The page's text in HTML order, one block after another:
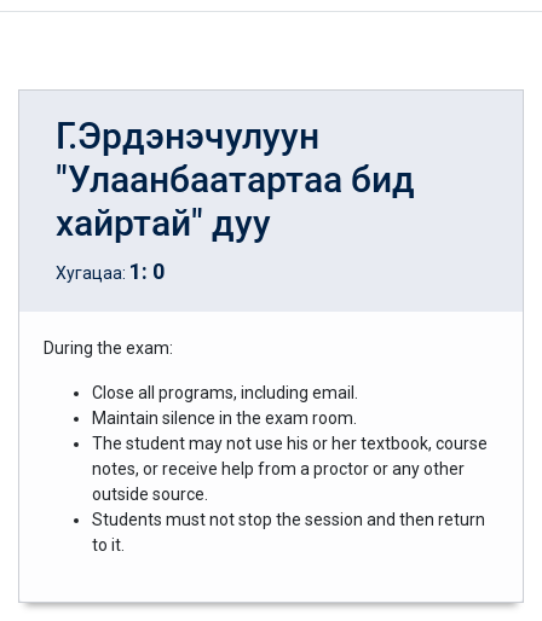
Г.Эрдэнэчулуун
"Улаанбаатартаа бид
хайртай" дуу
Хугацаа: 1: 0
During the exam:
Close all programs, including email.
Maintain silence in the exam room.
The student may not use his or her textbook, course
notes, or receive help from a proctor or any other
outside source.
Students must not stop the session and then return
to it.